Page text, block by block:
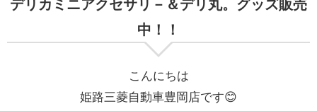
中！！
こんにちは
姫路三菱自動車豊岡店です😊